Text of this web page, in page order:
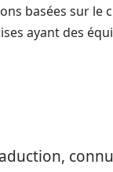
basées sur le
ayant des